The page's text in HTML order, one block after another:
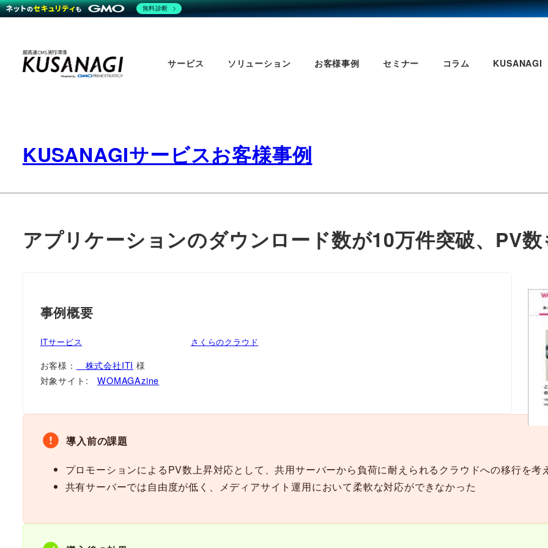
main
サービス ソリューション お客様事例 セミナー コラム KUSANAGI
KUSANAGIサービスお客様事例
アプリケーションのダウンロード数が10万件突破、PV
事例概要
ITサービス さくらのクラウド
お客様： 株式会社ITI 様
対象サイト:WOMAGAzine
導入前の課題
プロモーションによるPV数上昇対応として、共用サーバーから負荷に耐えられるクラウドへの移行を考
共有サーバーでは自由度が低く、メディアサイト運用において柔軟な対応ができなかった
無料診断